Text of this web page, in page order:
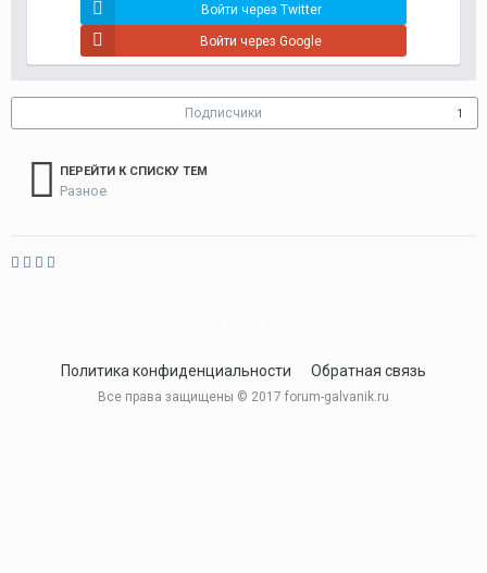
Войти через Twitter
Войти через Google
Подписчики 1
ПЕРЕЙТИ К СПИСКУ ТЕМ
Разное
Политика конфиденциальности Обратная связь
Все права защищены © 2017 forum-galvanik.ru